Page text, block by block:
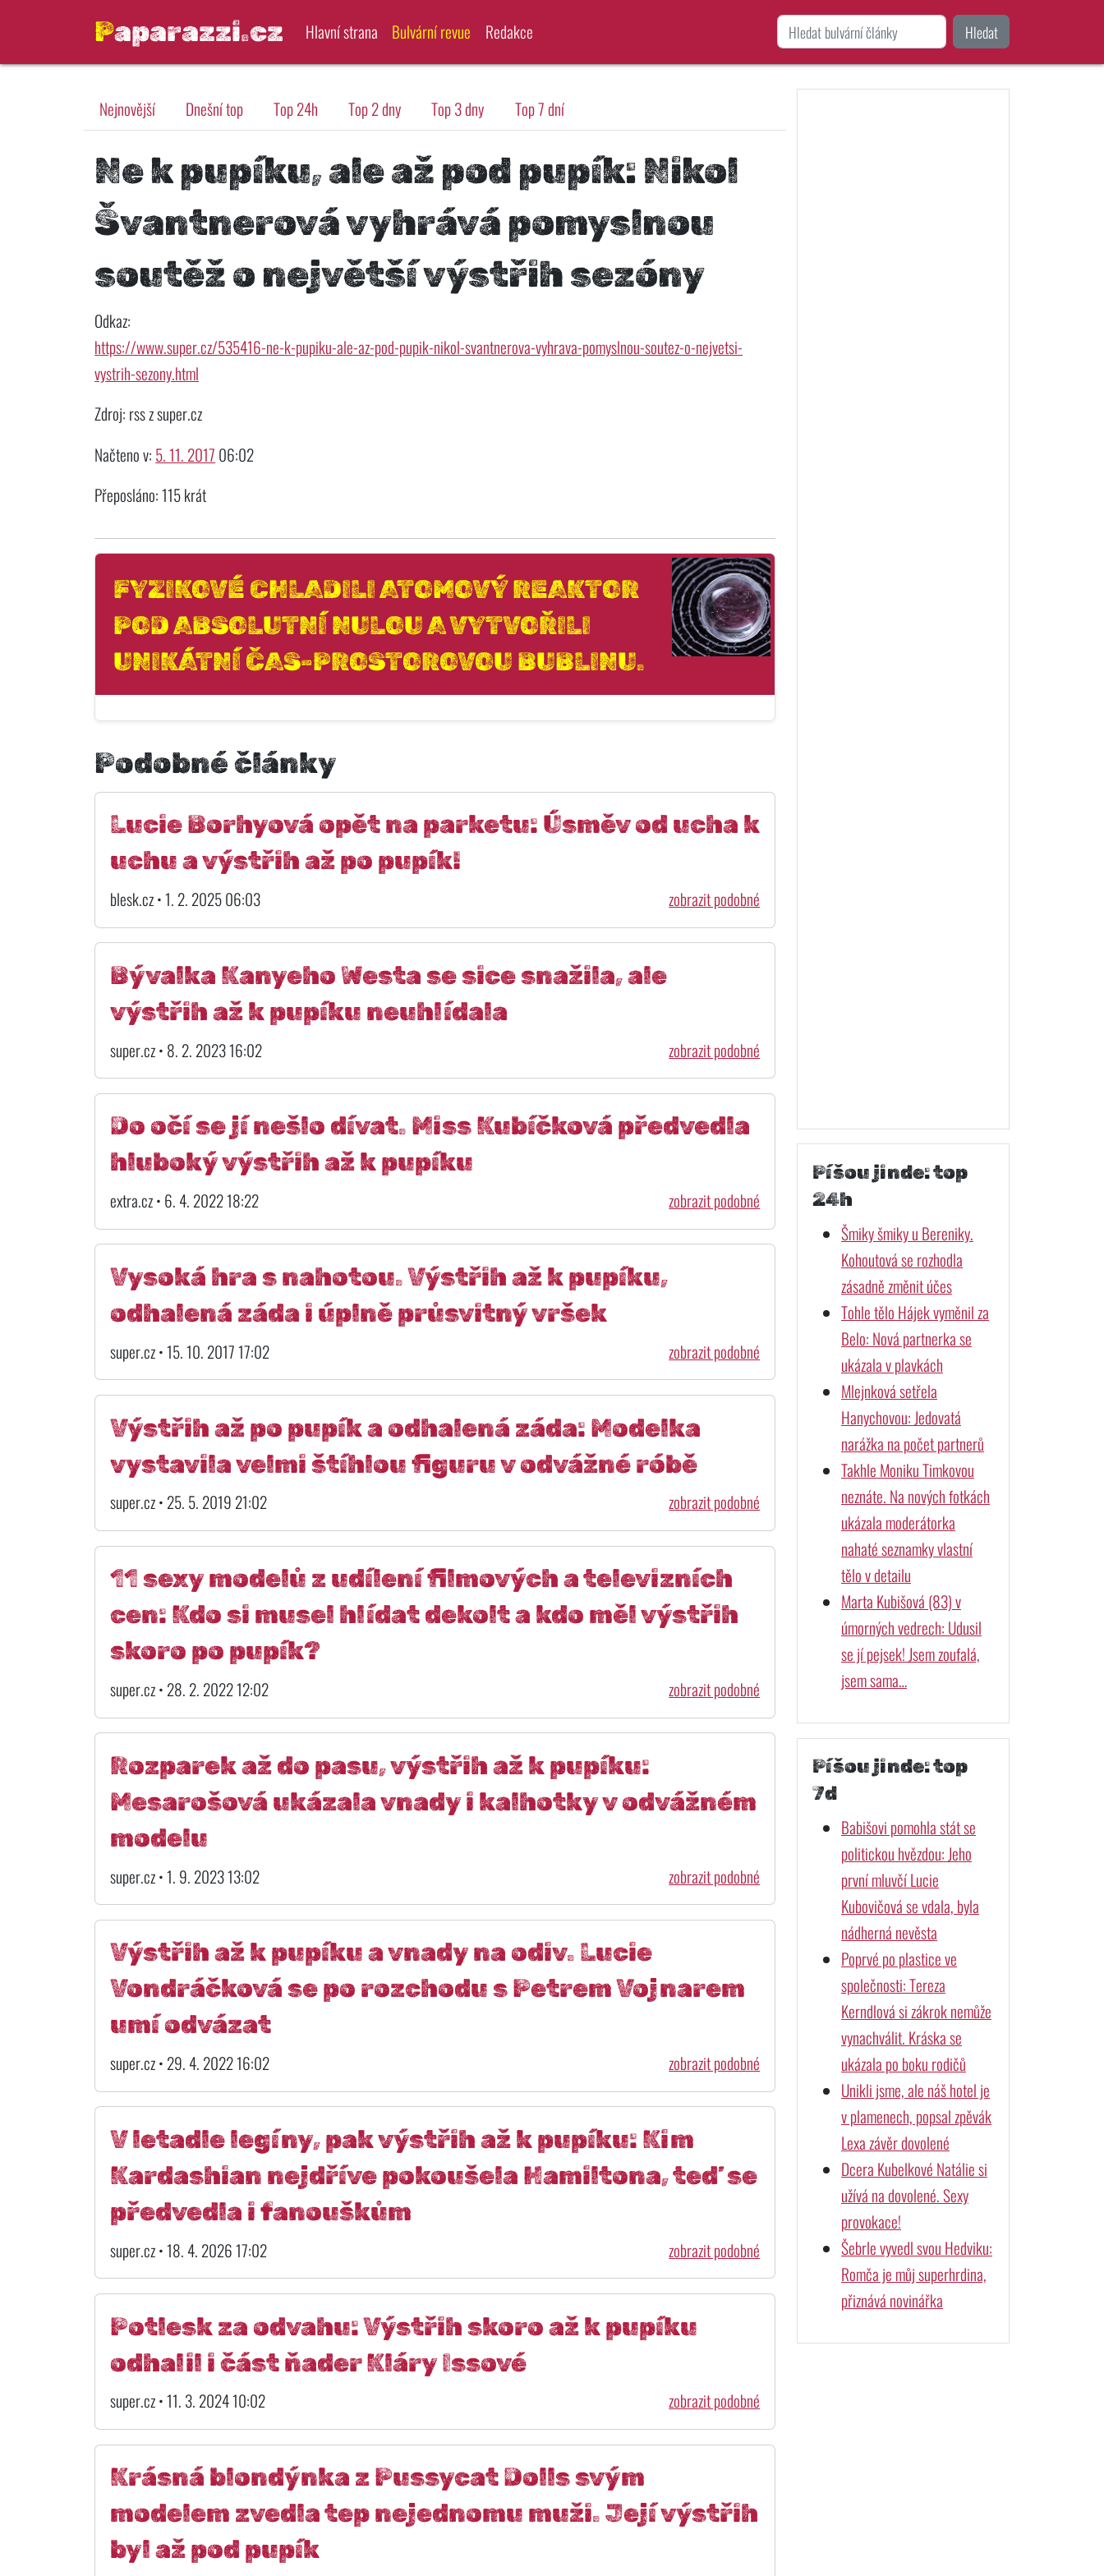
Paparazzi.cz Hlavní strana Bulvární revue Redakce Hledat
Nejnovější Dnešní top Top 24h Top 2 dny Top 3 dny Top 7 dní
Ne k pupíku, ale až pod pupík: Nikol
Švantnerová vyhrává pomyslnou
soutěž o největší výstřih sezóny
Odkaz:
https://www.super.cz/535416-ne-k-pupiku-ale-az-pod-pupik-nikol-svantnerova-vyhrava-pomyslnou-soutez-o-nejvetsi-
vystrih-sezony.html
Zdroj: rss z super.cz
Načteno v: 5. 11. 2017 06:02
Přeposláno: 115 krát
FYZIKOVÉ CHLADILI ATOMOVÝ REAKTOR
POD ABSOLUTNÍ NULOU A VYTVOŘILI
UNIKÁTNÍ ČAS-PROSTOROVOU BUBLINU.
Podobné články
Lucie Borhyová opět na parketu: Úsměv od ucha k
uchu a výstřih až po pupík!
blesk.cz • 1. 2. 2025 06:03 zobrazit podobné
Bývalka Kanyeho Westa se sice snažila, ale
výstřih až k pupíku neuhlídala
super.cz • 8. 2. 2023 16:02 zobrazit podobné
Do očí se jí nešlo dívat. Miss Kubíčková předvedla
hluboký výstřih až k pupíku
extra.cz • 6. 4. 2022 18:22 zobrazit podobné
Vysoká hra s nahotou. Výstřih až k pupíku,
odhalená záda i úplně průsvitný vršek
super.cz • 15. 10. 2017 17:02 zobrazit podobné
Výstřih až po pupík a odhalená záda: Modelka
vystavila velmi štíhlou figuru v odvážné róbě
super.cz • 25. 5. 2019 21:02 zobrazit podobné
11 sexy modelů z udílení filmových a televizních
cen: Kdo si musel hlídat dekolt a kdo měl výstřih
skoro po pupík?
super.cz • 28. 2. 2022 12:02 zobrazit podobné
Rozparek až do pasu, výstřih až k pupíku:
Mesarošová ukázala vnady i kalhotky v odvážném
modelu
super.cz • 1. 9. 2023 13:02 zobrazit podobné
Výstřih až k pupíku a vnady na odiv. Lucie
Vondráčková se po rozchodu s Petrem Vojnarem
umí odvázat
super.cz • 29. 4. 2022 16:02 zobrazit podobné
V letadle legíny, pak výstřih až k pupíku: Kim
Kardashian nejdříve pokoušela Hamiltona, teď se
předvedla i fanouškům
super.cz • 18. 4. 2026 17:02 zobrazit podobné
Potlesk za odvahu: Výstřih skoro až k pupíku
odhalil i část ňader Kláry Issové
super.cz • 11. 3. 2024 10:02 zobrazit podobné
Krásná blondýnka z Pussycat Dolls svým
modelem zvedla tep nejednomu muži. Její výstřih
byl až pod pupík
Píšou jinde: top
24h
Šmiky šmiky u Bereniky.
Kohoutová se rozhodla
zásadně změnit účes
Tohle tělo Hájek vyměnil za
Belo: Nová partnerka se
ukázala v plavkách
Mlejnková setřela
Hanychovou: Jedovatá
narážka na počet partnerů
Takhle Moniku Timkovou
neznáte. Na nových fotkách
ukázala moderátorka
nahaté seznamky vlastní
tělo v detailu
Marta Kubišová (83) v
úmorných vedrech: Udusil
se jí pejsek! Jsem zoufalá,
jsem sama…
Píšou jinde: top
7d
Babišovi pomohla stát se
politickou hvězdou: Jeho
první mluvčí Lucie
Kubovičová se vdala, byla
nádherná nevěsta
Poprvé po plastice ve
společnosti: Tereza
Kerndlová si zákrok nemůže
vynachválit. Kráska se
ukázala po boku rodičů
Unikli jsme, ale náš hotel je
v plamenech, popsal zpěvák
Lexa závěr dovolené
Dcera Kubelkové Natálie si
užívá na dovolené. Sexy
provokace!
Šebrle vyvedl svou Hedviku:
Romča je můj superhrdina,
přiznává novinářka